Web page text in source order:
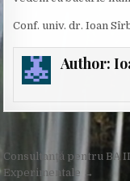
Conf. univ. dr. Ioan
Author:
Post
navigation
Consultanţă pentru BA
Experimentale →